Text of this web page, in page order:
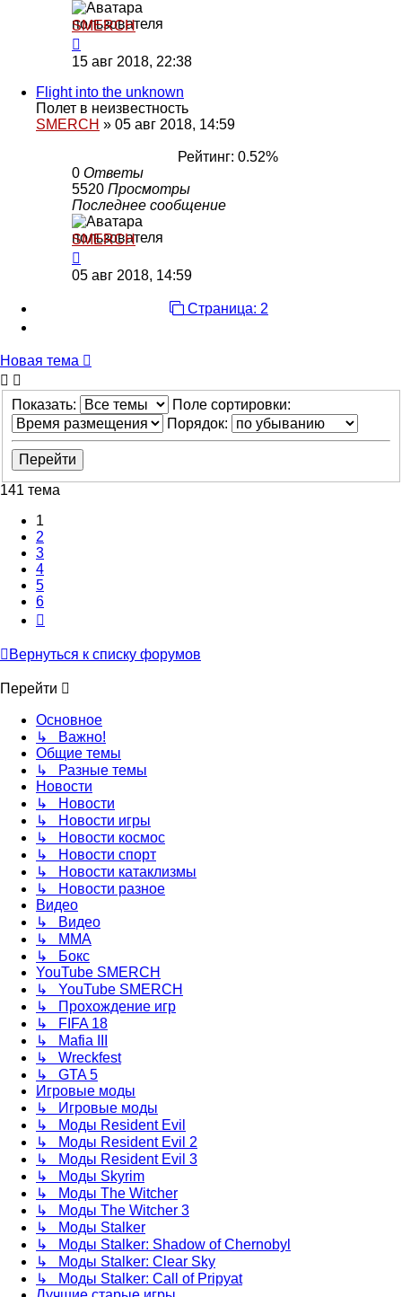
SMERCH
15 авг 2018, 22:38
Flight into the unknown
Полет в неизвестность
SMERCH » 05 авг 2018, 14:59
Рейтинг: 0.52%
0 Ответы
5520 Просмотры
Последнее сообщение
SMERCH
05 авг 2018, 14:59
Страница: 2
Новая тема
Показать:
Поле сортировки:
Порядок:
141 тема
1
2
3
4
5
6
Вернуться к списку форумов
Перейти
Основное
↳ Важно!
Общие темы
↳ Разные темы
Новости
↳ Новости
↳ Новости игры
↳ Новости космос
↳ Новости спорт
↳ Новости катаклизмы
↳ Новости разное
Видео
↳ Видео
↳ ММА
↳ Бокс
YouTube SMERCH
↳ YouTube SMERCH
↳ Прохождение игр
↳ FIFA 18
↳ Mafia III
↳ Wreckfest
↳ GTA 5
Игровые моды
↳ Игровые моды
↳ Моды Resident Evil
↳ Моды Resident Evil 2
↳ Моды Resident Evil 3
↳ Моды Skyrim
↳ Моды The Witcher
↳ Моды The Witcher 3
↳ Моды Stalker
↳ Моды Stalker: Shadow of Chernobyl
↳ Моды Stalker: Clear Sky
↳ Моды Stalker: Call of Pripyat